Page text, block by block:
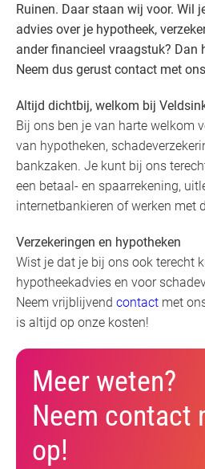
Ruinen. Daar staan wij voor. Wil
advies over je hypotheek,
ander financieel vraagstuk? Dan
Neem dus gerust contact met
Altijd dichtbij, welkom bij
Bij ons ben je van harte welkom
van hypotheken,
bankzaken. Je kunt bij ons
een betaal- en spaarrekening,
internetbankieren of werken met
Verzekeringen en hypotheken
Wist je dat je bij ons ook terecht
hypotheekadvies en voor
Neem vrijblijvend contact met
is altijd op onze kosten!
Meer weten?
Neem contact
op!